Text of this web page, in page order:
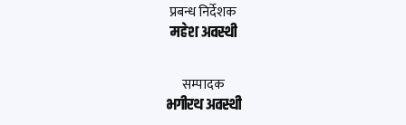
प्रबन्ध निर्देशक
महेश अवस्थी
सम्पादक
भगीरथ अवस्थी